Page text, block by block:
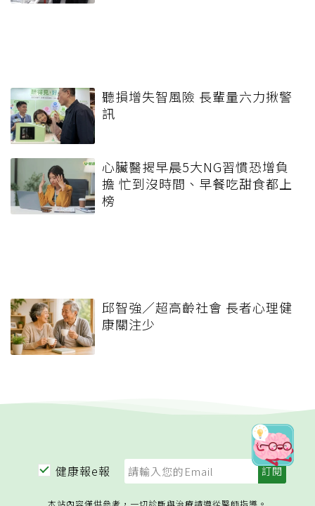
聽損增失智風險 長輩量六力揪警
訊
心臟醫揭早晨5大NG習慣恐增負
擔 忙到沒時間、早餐吃甜食都上
榜
邱智強／超高齡社會 長者心理健
康關注少
健康報e報
本站內容僅供參考，一切診斷與治療請遵從醫師指導。